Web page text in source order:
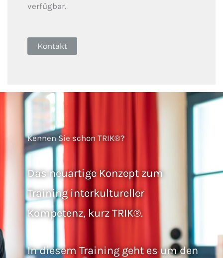
verfügbar.
Kontakt
Kennen Sie schon TRIK®?
Das neuartige Konzept zum
Training interkultureller
Kompetenz, kurz TRIK®.
In diesem Training geht es um den